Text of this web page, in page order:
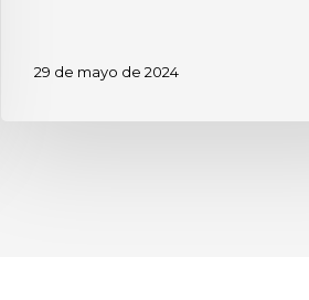
29 de mayo de 2024